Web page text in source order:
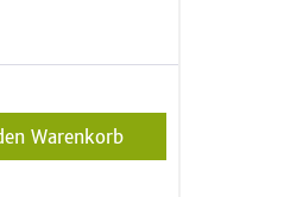
Warenkorb